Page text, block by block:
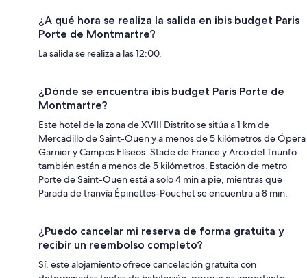
¿A qué hora se realiza la salida en ibis budget Paris
Porte de Montmartre?
La salida se realiza a las 12:00.
¿Dónde se encuentra ibis budget Paris Porte de
Montmartre?
Este hotel de la zona de XVIII Distrito se sitúa a 1 km de
Mercadillo de Saint-Ouen y a menos de 5 kilómetros de Ópera
Garnier y Campos Elíseos. Stade de France y Arco del Triunfo
también están a menos de 5 kilómetros. Estación de metro
Porte de Saint-Ouen está a solo 4 min a pie, mientras que
Parada de tranvía Épinettes-Pouchet se encuentra a 8 min.
¿Puedo cancelar mi reserva de forma gratuita y
recibir un reembolso completo?
Sí, este alojamiento ofrece cancelación gratuita con